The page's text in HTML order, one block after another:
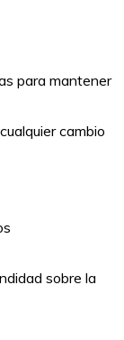
para mantener
cambio
sobre la